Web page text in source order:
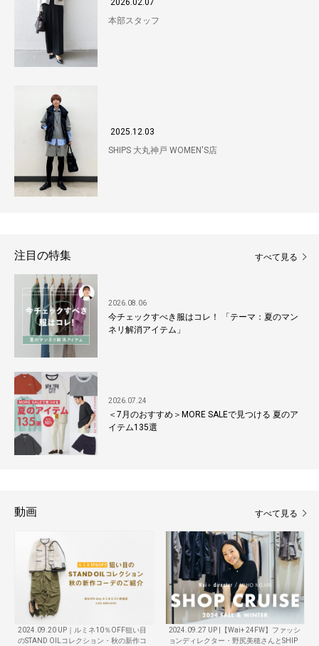
2026.02.07
本部スタッフ
2025.12.03
SHIPS 大丸神戸 WOMEN'S店
注目の特集 すべて見る
2026.08.06
今チェックすべき服はコレ！ 「テーマ：夏のマン
ネリ解消アイテム」
2026.07.24
＜7月のおすすめ＞MORE SALEで見つける 夏のア
イテム135選
動画 すべて見る
2024.09.20 UP｜ルミネ10％OFF狙い目
のSTAND OILコレクション・秋の新作コ
2024.09.27 UP |【Wai+ 24FW】ファッシ
ョンディレクター・野尻美穂さんとSHIP